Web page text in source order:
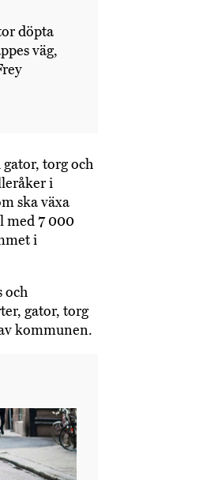
döpta
väg,
torg och
i
ska växa
med 7 000
i
och
gator, torg
kommunen.